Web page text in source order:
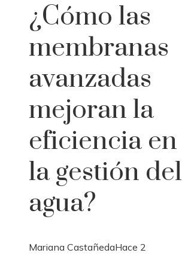
¿Cómo las
membranas
avanzadas
mejoran la
eficiencia en
la gestión del
agua?
Mariana CastañedaHace 2